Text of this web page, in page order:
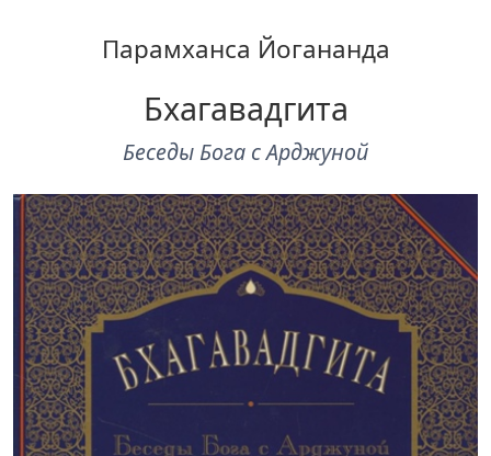
Парамханса Йогананда
Бхагавадгита
Беседы Бога с Арджуной